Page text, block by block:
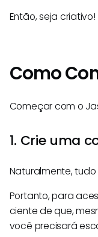
Então, seja criativo!
Como
Começar com o
1. Crie uma
Naturalmente,
Portanto, para
ciente de que,
você precisará